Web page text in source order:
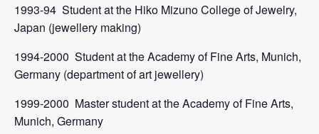
1993-94 Student at the Hiko Mizuno College of Jewelry,
Japan (jewellery making)
1994-2000 Student at the Academy of Fine Arts, Munich,
Germany (department of art jewellery)
1999-2000 Master student at the Academy of Fine Arts,
Munich, Germany